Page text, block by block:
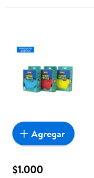
$1.000
Agregar